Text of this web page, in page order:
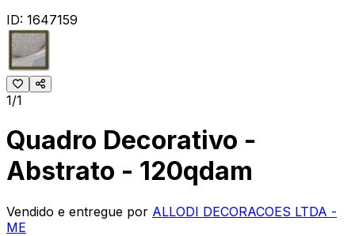
ID: 1647159
1/1
Quadro Decorativo -
Abstrato - 120qdam
Vendido e entregue por ALLODI DECORACOES LTDA -
ME